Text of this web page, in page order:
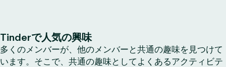
Tinderで人気の興味
多くのメンバーが、他のメンバーと共通の趣味を見つけて
います。そこで、共通の趣味としてよくあるアクティビテ